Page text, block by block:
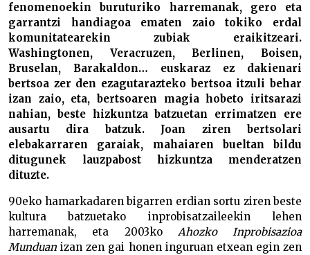
fenomenoekin buruturiko harremanak, gero eta
garrantzi handiagoa ematen zaio tokiko erdal
komunitatearekin zubiak eraikitzeari.
Washingtonen, Veracruzen, Berlinen, Boisen,
Bruselan, Barakaldon… euskaraz ez dakienari
bertsoa zer den ezagutarazteko bertsoa itzuli behar
izan zaio, eta, bertsoaren magia hobeto iritsarazi
nahian, beste hizkuntza batzuetan errimatzen ere
ausartu dira batzuk. Joan ziren bertsolari
elebakarraren garaiak, mahaiaren bueltan bildu
ditugunek lauzpabost hizkuntza menderatzen
dituzte.
90eko hamarkadaren bigarren erdian sortu ziren beste
kultura batzuetako inprobisatzaileekin lehen
harremanak, eta 2003ko Ahozko Inprobisazioa
Munduan izan zen gai honen inguruan etxean egin zen